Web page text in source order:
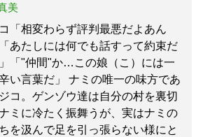
美
「相変わらず評判最悪だよあん
あたしには何でも話すって約束だ
「"仲間"か…この娘（こ）には一
い言葉だ」 ナミの唯一の味方であ
コ。ゲンゾウ達は自分の村を裏切
ミに冷たく振舞うが、実はナミの
を汲んで足を引っ張らない様にと